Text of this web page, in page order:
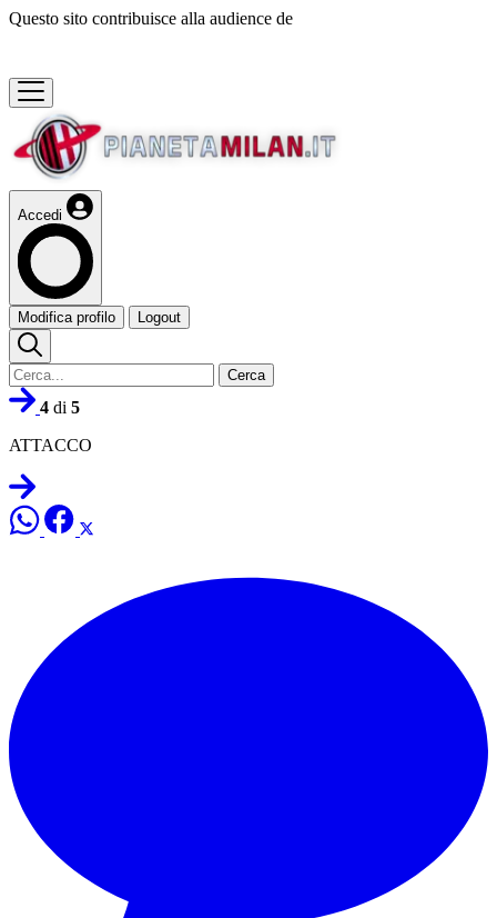
Questo sito contribuisce alla audience de
Accedi
Modifica profilo Logout
Cerca
4 di 5
ATTACCO